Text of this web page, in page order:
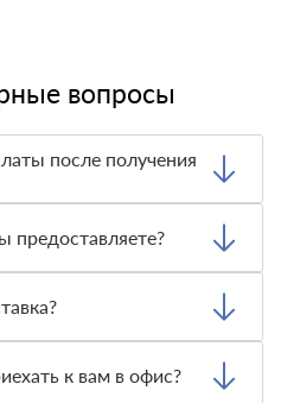
вопросы
после получения
При этом, если
качества, то
а также товарно-
уточнения деталей заказа.
логисту для оценки
к вам в офис?